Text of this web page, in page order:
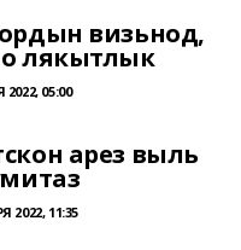
визьнод,
лякытлык
05:00
арез выль
2022, 11:35